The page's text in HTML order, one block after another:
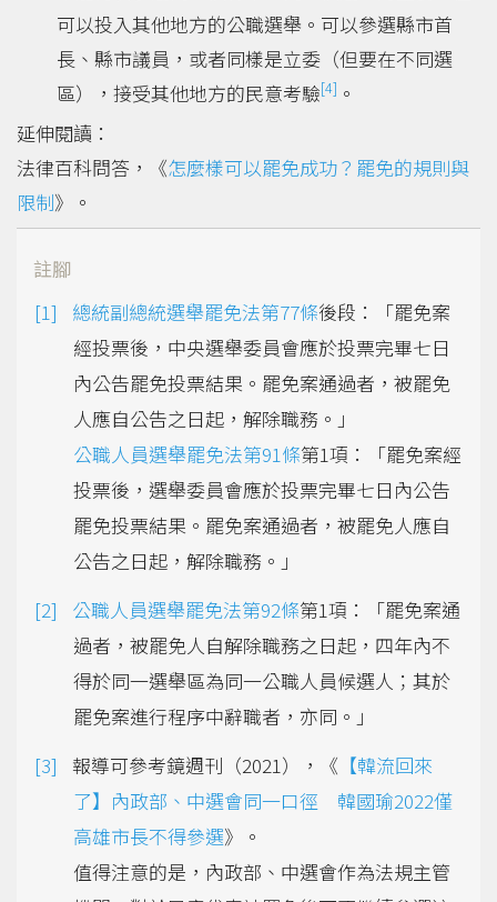
可以投入其他地方的公職選舉。可以參選縣市首
長、縣市議員，或者同樣是立委（但要在不同選
區），接受其他地方的民意考驗[4] 。
延伸閱讀：
法律百科問答，《怎麼樣可以罷免成功？罷免的規則與
限制》。
註腳
總統副總統選舉罷免法第77條後段：「罷免案
經投票後，中央選舉委員會應於投票完畢七日
內公告罷免投票結果。罷免案通過者，被罷免
人應自公告之日起，解除職務。」
公職人員選舉罷免法第91條第1項：「罷免案經
投票後，選舉委員會應於投票完畢七日內公告
罷免投票結果。罷免案通過者，被罷免人應自
公告之日起，解除職務。」
公職人員選舉罷免法第92條第1項：「罷免案通
過者，被罷免人自解除職務之日起，四年內不
得於同一選舉區為同一公職人員候選人；其於
罷免案進行程序中辭職者，亦同。」
報導可參考鏡週刊（2021），《 【韓流回來
了】內政部、中選會同一口徑 韓國瑜2022僅
高雄市長不得參選》。
值得注意的是，內政部、中選會作為法規主管